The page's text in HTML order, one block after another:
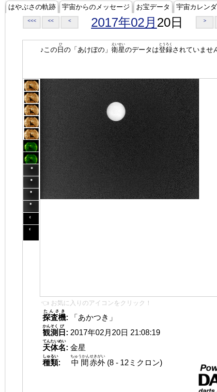
はやぶさの軌跡 宇宙からのメッセージ お宝データ 宇宙カレン
<<< << < 2017年02月 20日 >
♪この日
ひ
の「あけぼの」 衛星
えいせい
のデータは登録
とうろく
されていませ
👈 お気に入りのアイコンをクリック！
探査機
たんさき
:
「あかつき」
観測
かんそく
日
び
: 2017年02月20日 21:08:19
天体名
てんたいめい
: 金星
種類
しゅるい
: 中間
ちゅうかん
赤外
せきがい
(8 - 12ミクロン)